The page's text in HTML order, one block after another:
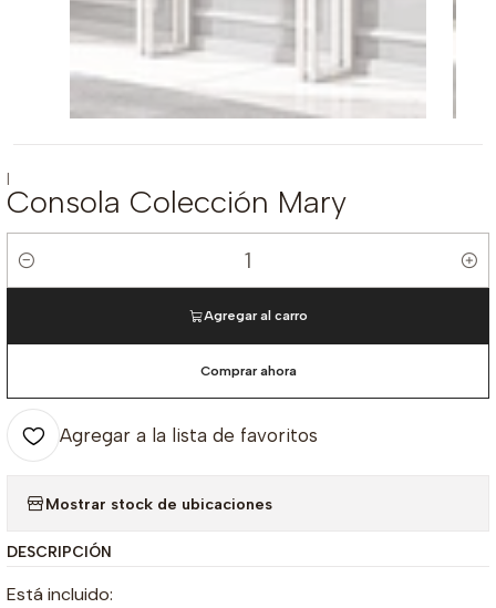
Consola Colección Mary
Cantidad
Agregar al carro
Comprar ahora
Agregar a la lista de favoritos
Mostrar stock de ubicaciones
DESCRIPCIÓN
Está incluido: